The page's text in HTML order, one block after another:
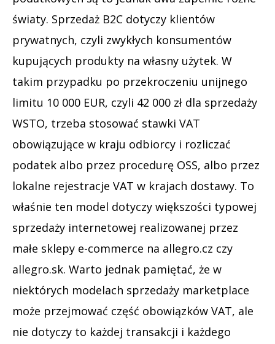
światy. Sprzedaż B2C dotyczy klientów
prywatnych, czyli zwykłych konsumentów
kupujących produkty na własny użytek. W
takim przypadku po przekroczeniu unijnego
limitu 10 000 EUR, czyli 42 000 zł dla sprzedaży
WSTO, trzeba stosować stawki VAT
obowiązujące w kraju odbiorcy i rozliczać
podatek albo przez procedurę OSS, albo przez
lokalne rejestracje VAT w krajach dostawy. To
właśnie ten model dotyczy większości typowej
sprzedaży internetowej realizowanej przez
małe sklepy e-commerce na allegro.cz czy
allegro.sk. Warto jednak pamiętać, że w
niektórych modelach sprzedaży marketplace
może przejmować część obowiązków VAT, ale
nie dotyczy to każdej transakcji i każdego